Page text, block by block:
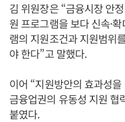
김 위원장은 “금융시장 안
원 프로그램을 보다 신속·
램의 지원조건과 지원범위
야 한다”고 말했다.
이어 “지원방안의 효과성
금융업권의 유동성 지원 협
붙였다.